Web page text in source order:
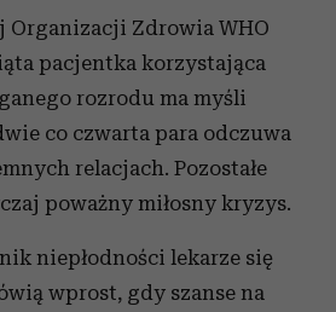
Organizacji Zdrowia WHO
pacjentka korzystająca
rozrodu ma myśli
co czwarta para odczuwa
relacjach. Pozostałe
poważny miłosny kryzys.
niepłodności lekarze się
wprost, gdy szanse na